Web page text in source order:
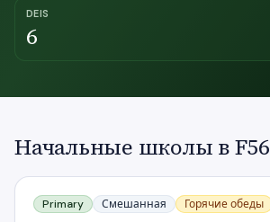
DEIS
6
Начальные школы в F56
Carn N S
Primary Смешанная Горячие обеды